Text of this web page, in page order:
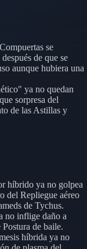
se
de que se
aunque hubiera una
ya no quedan
sorpresa del
de las Astillas y
híbrido ya no golpea
del Repliegue aéreo
de Tychus.
no inflige daño a
de baile.
híbrida ya no